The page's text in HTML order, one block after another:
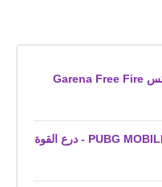
تحميل لعبة جارينا فري فاير ماكس Garena Free Fire
تحميل لعبة PUBG MOBILE RUNIC POWER - درع القوة